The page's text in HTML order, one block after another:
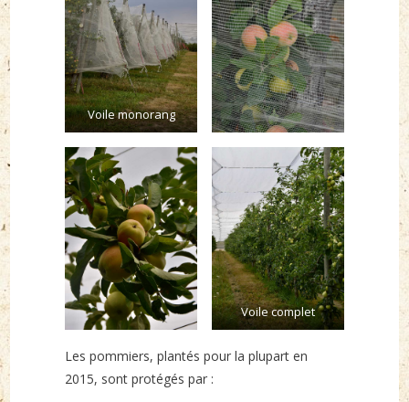
Voile monorang
Voile complet
Les pommiers, plantés pour la plupart en
2015, sont protégés par :